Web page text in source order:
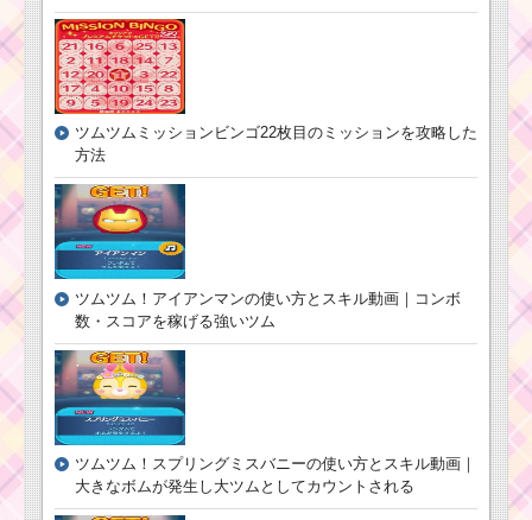
ツムツム7月！アリス
イベント2枚目のミッシ
ツムツムミッションビンゴ22枚目のミッションを攻略した
方法
ツムツム！アイアンマンの使い方とスキル動画｜コンボ
数・スコアを稼げる強いツム
ツムツム！スプリングミスバニーの使い方とスキル動画｜
大きなボムが発生し大ツムとしてカウントされる